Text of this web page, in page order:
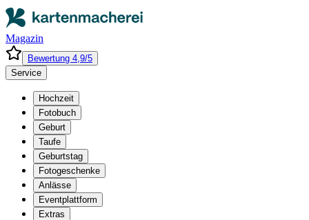
Magazin
Bewertung 4,9/5
Service
Hochzeit
Fotobuch
Geburt
Taufe
Geburtstag
Fotogeschenke
Anlässe
Eventplattform
Extras